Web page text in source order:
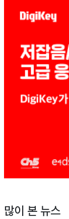
많이 본 뉴스